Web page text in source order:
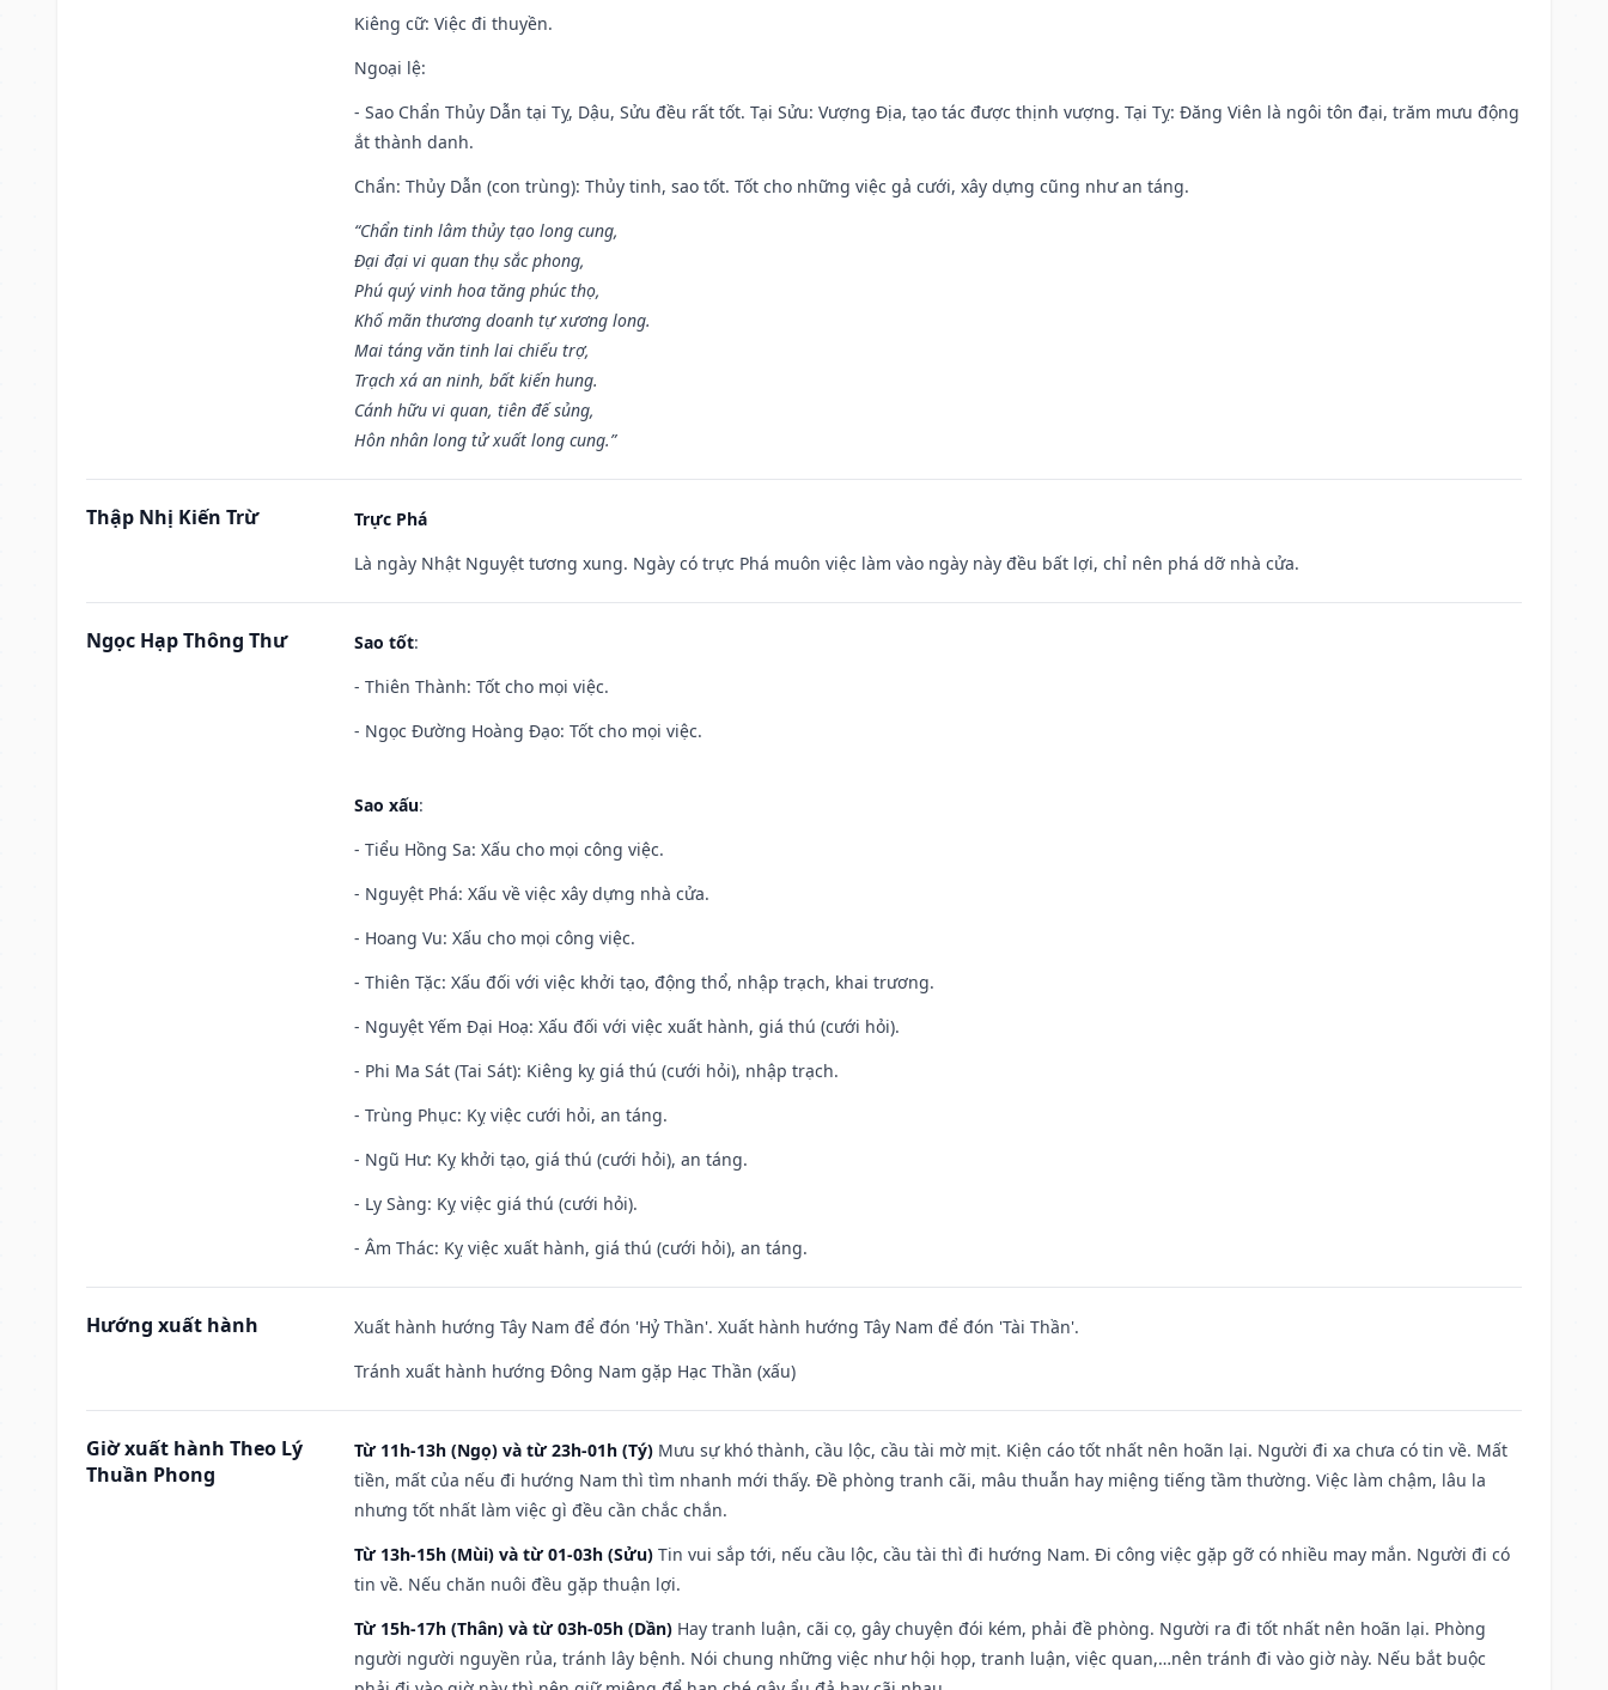
Kiêng cữ: Việc đi thuyền.
Ngoại lệ:
- Sao Chẩn Thủy Dẫn tại Tỵ, Dậu, Sửu đều rất tốt. Tại Sửu: Vượng Địa, tạo tác được thịnh vượng. Tại Tỵ: Đăng Viên là ngôi tôn đại, trăm mưu động
ắt thành danh.
Chẩn: Thủy Dẫn (con trùng): Thủy tinh, sao tốt. Tốt cho những việc gả cưới, xây dựng cũng như an táng.
“Chẩn tinh lâm thủy tạo long cung,
Đại đại vi quan thụ sắc phong,
Phú quý vinh hoa tăng phúc thọ,
Khố mãn thương doanh tự xương long.
Mai táng văn tinh lai chiếu trợ,
Trạch xá an ninh, bất kiến hung.
Cánh hữu vi quan, tiên đế sủng,
Hôn nhân long tử xuất long cung.”
Thập Nhị Kiến Trừ
Trực Phá
Là ngày Nhật Nguyệt tương xung. Ngày có trực Phá muôn việc làm vào ngày này đều bất lợi, chỉ nên phá dỡ nhà cửa.
Ngọc Hạp Thông Thư Sao tốt:
- Thiên Thành: Tốt cho mọi việc.
- Ngọc Đường Hoàng Đạo: Tốt cho mọi việc.
Sao xấu:
- Tiểu Hồng Sa: Xấu cho mọi công việc.
- Nguyệt Phá: Xấu về việc xây dựng nhà cửa.
- Hoang Vu: Xấu cho mọi công việc.
- Thiên Tặc: Xấu đối với việc khởi tạo, động thổ, nhập trạch, khai trương.
- Nguyệt Yếm Đại Hoạ: Xấu đối với việc xuất hành, giá thú (cưới hỏi).
- Phi Ma Sát (Tai Sát): Kiêng kỵ giá thú (cưới hỏi), nhập trạch.
- Trùng Phục: Kỵ việc cưới hỏi, an táng.
- Ngũ Hư: Kỵ khởi tạo, giá thú (cưới hỏi), an táng.
- Ly Sàng: Kỵ việc giá thú (cưới hỏi).
- Âm Thác: Kỵ việc xuất hành, giá thú (cưới hỏi), an táng.
Hướng xuất hành
Xuất hành hướng Tây Nam để đón 'Hỷ Thần'. Xuất hành hướng Tây Nam để đón 'Tài Thần'.
Tránh xuất hành hướng Đông Nam gặp Hạc Thần (xấu)
Giờ xuất hành Theo Lý
Thuần Phong
Từ 11h-13h (Ngọ) và từ 23h-01h (Tý) Mưu sự khó thành, cầu lộc, cầu tài mờ mịt. Kiện cáo tốt nhất nên hoãn lại. Người đi xa chưa có tin về. Mất
tiền, mất của nếu đi hướng Nam thì tìm nhanh mới thấy. Đề phòng tranh cãi, mâu thuẫn hay miệng tiếng tầm thường. Việc làm chậm, lâu la
nhưng tốt nhất làm việc gì đều cần chắc chắn.
Từ 13h-15h (Mùi) và từ 01-03h (Sửu) Tin vui sắp tới, nếu cầu lộc, cầu tài thì đi hướng Nam. Đi công việc gặp gỡ có nhiều may mắn. Người đi có
tin về. Nếu chăn nuôi đều gặp thuận lợi.
Từ 15h-17h (Thân) và từ 03h-05h (Dần) Hay tranh luận, cãi cọ, gây chuyện đói kém, phải đề phòng. Người ra đi tốt nhất nên hoãn lại. Phòng
người người nguyền rủa, tránh lây bệnh. Nói chung những việc như hội họp, tranh luận, việc quan,…nên tránh đi vào giờ này. Nếu bắt buộc